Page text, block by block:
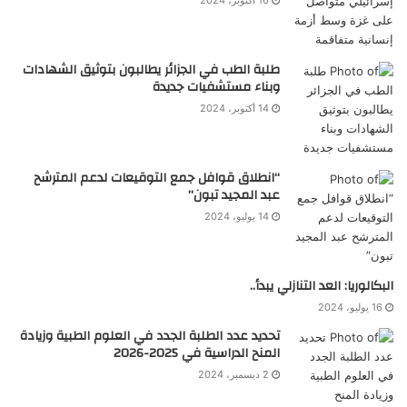
طلبة الطب في الجزائر يطالبون بتوثيق الشهادات
وبناء مستشفيات جديدة
14 أكتوبر، 2024
“انطلاق قوافل جمع التوقيعات لدعم المترشح
عبد المجيد تبون”
14 يوليو، 2024
البكالوريا: العد التنازلي يبدأ..
16 يوليو، 2024
تحديد عدد الطلبة الجدد في العلوم الطبية وزيادة
المنح الدراسية في 2025-2026
2 ديسمبر، 2024